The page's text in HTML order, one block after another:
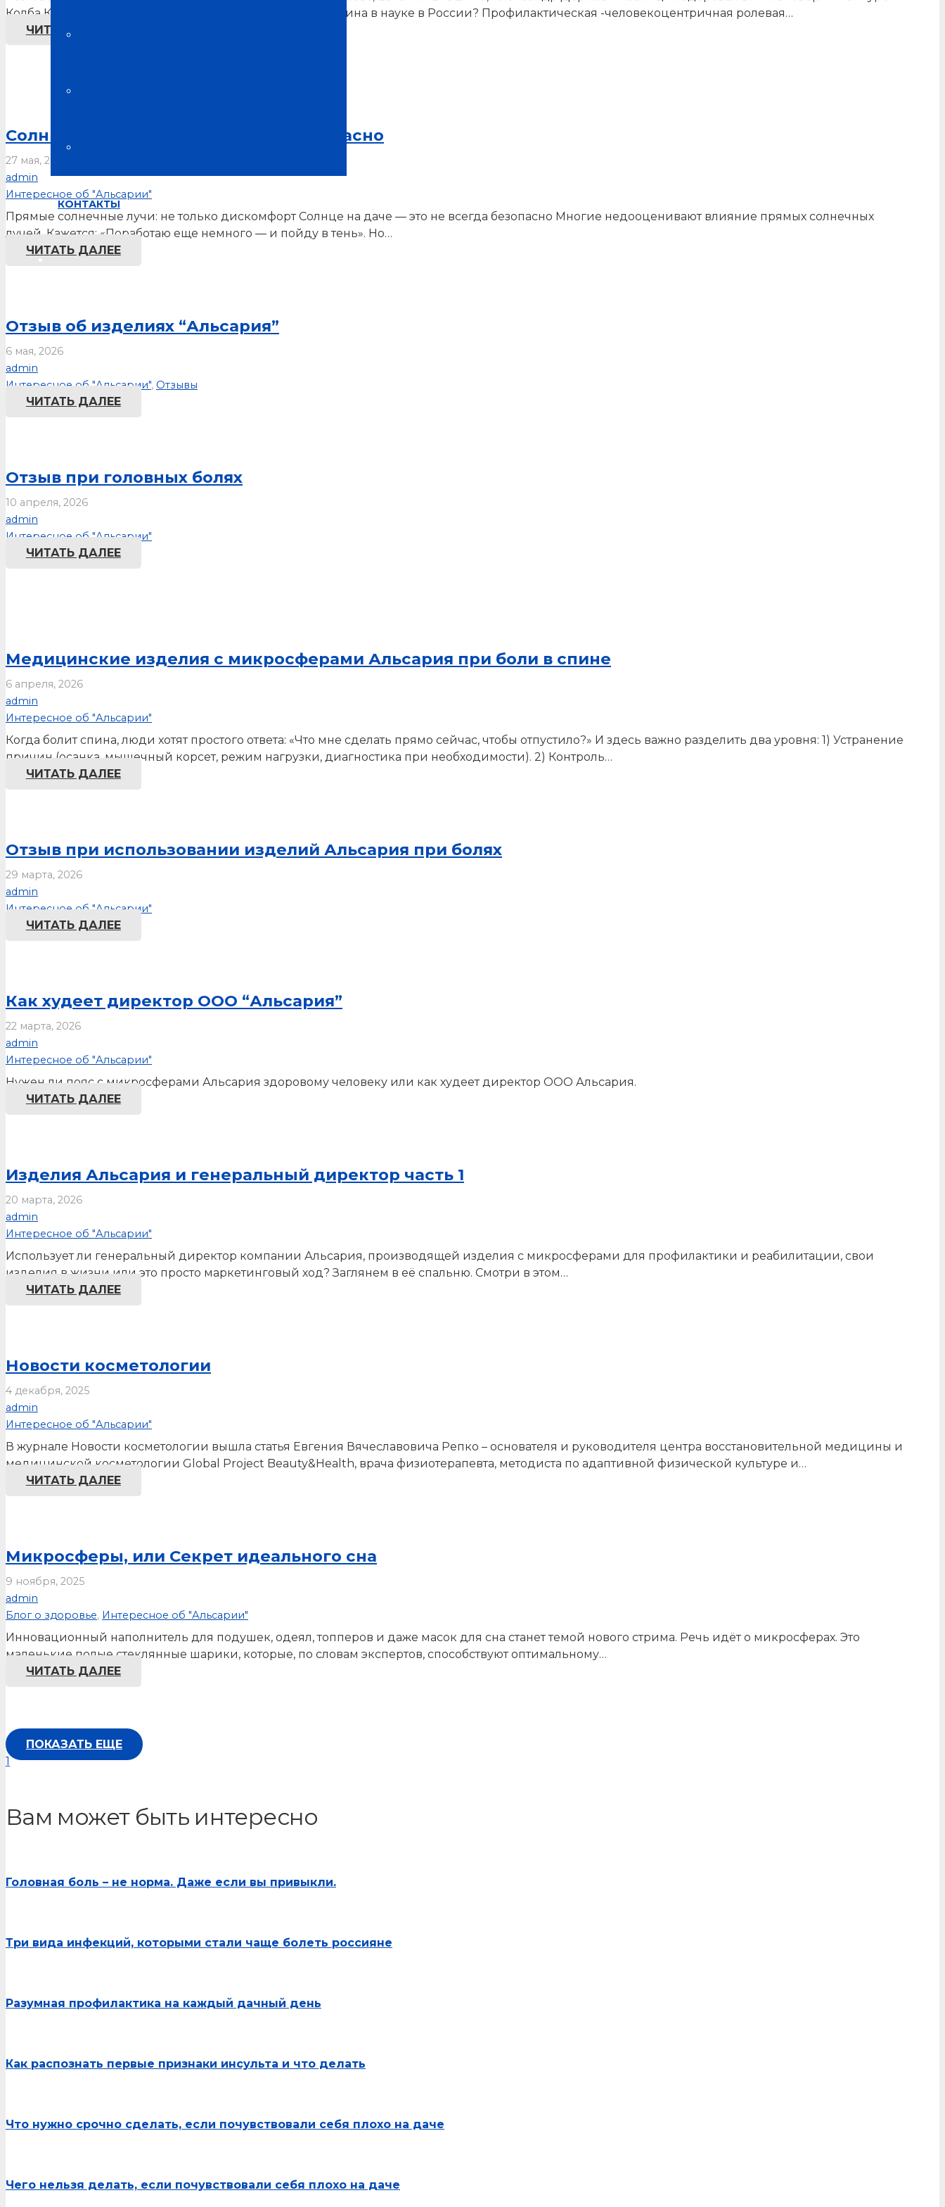
КОНТАКТЫ
Колба Какие социально важные темы транслирует женщина в науке в России? Профилактическая -человекоцентричная ролевая…
ЧИТАТЬ ДАЛЕЕ
Солнце на даче — это не всегда безопасно
27 мая, 2026
admin
Интересное об "Альсарии"
Прямые солнечные лучи: не только дискомфорт Солнце на даче — это не всегда безопасно Многие недооценивают влияние прямых солнечных
лучей. Кажется: «Поработаю еще немного — и пойду в тень». Но…
ЧИТАТЬ ДАЛЕЕ
Отзыв об изделиях “Альсария”
6 мая, 2026
admin
Интересное об "Альсарии", Отзывы
ЧИТАТЬ ДАЛЕЕ
Отзыв при головных болях
10 апреля, 2026
admin
Интересное об "Альсарии"
ЧИТАТЬ ДАЛЕЕ
Медицинские изделия с микросферами Альсария при боли в спине
6 апреля, 2026
admin
Интересное об "Альсарии"
Когда болит спина, люди хотят простого ответа: «Что мне сделать прямо сейчас, чтобы отпустило?» И здесь важно разделить два уровня: 1) Устранение
причин (осанка, мышечный корсет, режим нагрузки, диагностика при необходимости). 2) Контроль…
ЧИТАТЬ ДАЛЕЕ
Отзыв при использовании изделий Альсария при болях
29 марта, 2026
admin
Интересное об "Альсарии"
ЧИТАТЬ ДАЛЕЕ
Как худеет директор ООО “Альсария”
22 марта, 2026
admin
Интересное об "Альсарии"
Нужен ли пояс с микросферами Альсария здоровому человеку или как худеет директор ООО Альсария.
ЧИТАТЬ ДАЛЕЕ
Изделия Альсария и генеральный директор часть 1
20 марта, 2026
admin
Интересное об "Альсарии"
Использует ли генеральный директор компании Альсария, производящей изделия с микросферами для профилактики и реабилитации, свои
изделия в жизни или это просто маркетинговый ход? Заглянем в её спальню. Смотри в этом…
ЧИТАТЬ ДАЛЕЕ
Новости косметологии
4 декабря, 2025
admin
Интересное об "Альсарии"
В журнале Новости косметологии вышла статья Евгения Вячеславовича Репко – основателя и руководителя центра восстановительной медицины и
медицинской косметологии Global Project Beauty&Health, врача физиотерапевта, методиста по адаптивной физической культуре и…
ЧИТАТЬ ДАЛЕЕ
Микросферы, или Секрет идеального сна
9 ноября, 2025
admin
Блог о здоровье, Интересное об "Альсарии"
Инновационный наполнитель для подушек, одеял, топперов и даже масок для сна станет темой нового стрима. Речь идёт о микросферах. Это
маленькие полые стеклянные шарики, которые, по словам экспертов, способствуют оптимальному…
ЧИТАТЬ ДАЛЕЕ
ПОКАЗАТЬ ЕЩЕ
1
Вам может быть интересно
Головная боль – не норма. Даже если вы привыкли.
Три вида инфекций, которыми стали чаще болеть россияне
Разумная профилактика на каждый дачный день
Как распознать первые признаки инсульта и что делать
Что нужно срочно сделать, если почувствовали себя плохо на даче
Чего нельзя делать, если почувствовали себя плохо на даче